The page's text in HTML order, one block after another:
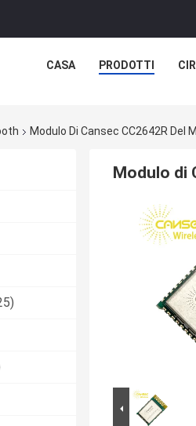
CASA PRODOTTI
Modulo Di Cansec CC2642R Del
Modulo di